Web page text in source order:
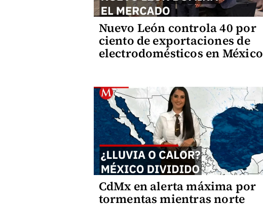
Nuevo León controla 40 por
ciento de exportaciones de
electrodomésticos en México
CdMx en alerta máxima por
tormentas mientras norte